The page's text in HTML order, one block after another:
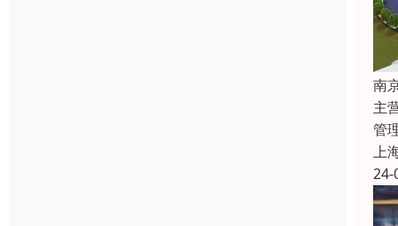
南
主
管
上
24-